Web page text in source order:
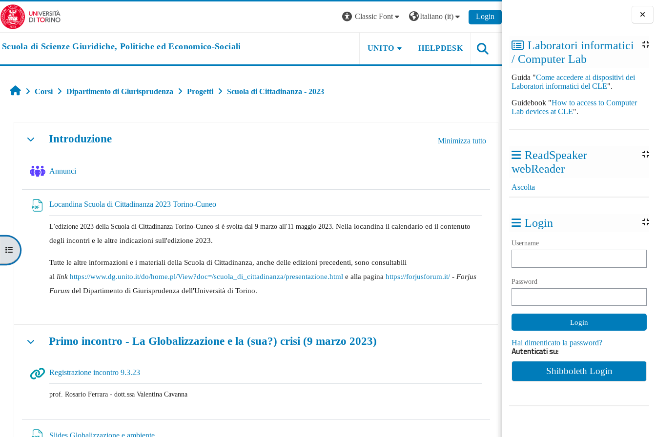
Vai al contenuto principale
Blocchi
Laboratori informatici
/ Computer Lab
Guida "Come accedere ai dispositivi dei
Laboratori informatici del CLE".
Guidebook "How to access to Computer
Lab devices at CLE".
ReadSpeaker
webReader
Ascolta
Login
Username
Password
Hai dimenticato la password?
Autenticati su:
Shibboleth Login
Classic Font Italiano ‎(it)‎ Login
Scuola di Scienze Giuridiche, Politiche ed Economico-Sociali UNITO HELPDESK
Apri indice del corso
Home
Corsi Dipartimento di Giurisprudenza Progetti Scuola di Cittadinanza - 2023
Schema della sezione
MinimizzaIntroduzione Minimizza tutto
Annunci
Locandina Scuola di Cittadinanza 2023 Torino-Cuneo
L'edizione 2023 della Scuola di Cittadinanza Torino-Cuneo si è svolta dal 9 marzo all'11 maggio 2023. Nella locandina il calendario ed il contenuto
degli incontri e le altre indicazioni sull'edizione 2023.
Tutte le altre informazioni e i materiali della Scuola di Cittadinanza, anche delle edizioni precedenti, sono consultabili
al link https://www.dg.unito.it/do/home.pl/View?doc=/scuola_di_cittadinanza/presentazione.html e alla pagina https://forjusforum.it/ - Forjus
Forum del Dipartimento di Giurisprudenza dell'Università di Torino.
MinimizzaPrimo incontro - La Globalizzazione e la (sua?) crisi (9 marzo 2023)
Registrazione incontro 9.3.23URL
prof. Rosario Ferrara - dott.ssa Valentina Cavanna
Slides Globalizzazione e ambiente